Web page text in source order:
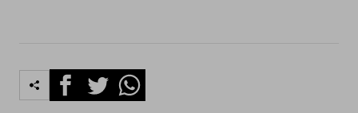
FacebookTwitterWhatsapp